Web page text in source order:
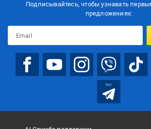
Подписывайтесь, чтобы узнавать
предложениях:
bot